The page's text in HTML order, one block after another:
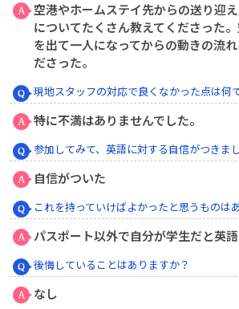
空港やホームステイ先からの送り迎
についてたくさん教えてくださった
を出て一人になってからの動きの流
ださった。
現地スタッフの対応で良くなかった点は何
特に不満はありませんでした。
参加してみて、英語に対する自信がつきま
自信がついた
これを持っていけばよかったと思うものは
パスポート以外で自分が学生だと英語
後悔していることはありますか？
なし